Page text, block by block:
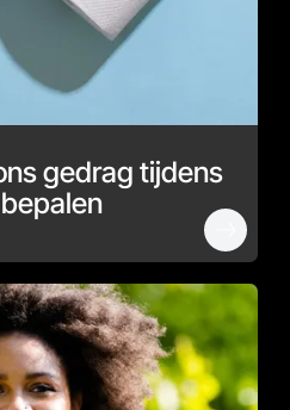
gedrag tijdens